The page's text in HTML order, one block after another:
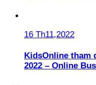
16 Th11,2022
KidsOnline tham
2022 – Online